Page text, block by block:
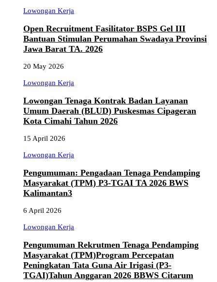
Lowongan Kerja
Open Recruitment Fasilitator BSPS Gel III
Bantuan Stimulan Perumahan Swadaya Provinsi
Jawa Barat TA. 2026
20 May 2026
Lowongan Kerja
Lowongan Tenaga Kontrak Badan Layanan
Umum Daerah (BLUD) Puskesmas Cipageran
Kota Cimahi Tahun 2026
15 April 2026
Lowongan Kerja
Pengumuman: Pengadaan Tenaga Pendamping
Masyarakat (TPM) P3-TGAI TA 2026 BWS
Kalimantan3
6 April 2026
Lowongan Kerja
Pengumuman Rekrutmen Tenaga Pendamping
Masyarakat (TPM)Program Percepatan
Peningkatan Tata Guna Air Irigasi (P3-
TGAI)Tahun Anggaran 2026 BBWS Citarum